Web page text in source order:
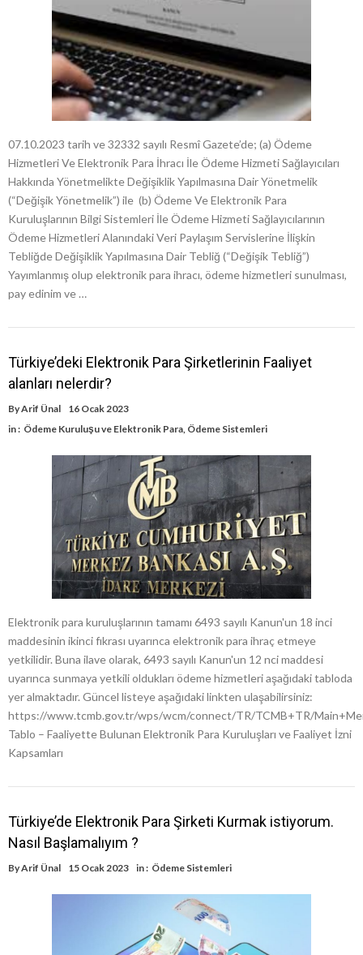
07.10.2023 tarih ve 32332 sayılı Resmî Gazete’de; (a) Ödeme
Hizmetleri Ve Elektronik Para İhracı İle Ödeme Hizmeti Sağlayıcıları
Hakkında Yönetmelikte Değişiklik Yapılmasına Dair Yönetmelik
(“Değişik Yönetmelik”) ile (b) Ödeme Ve Elektronik Para
Kuruluşlarının Bilgi Sistemleri İle Ödeme Hizmeti Sağlayıcılarının
Ödeme Hizmetleri Alanındaki Veri Paylaşım Servislerine İlişkin
Tebliğde Değişiklik Yapılmasına Dair Tebliğ (“Değişik Tebliğ”)
Yayımlanmış olup elektronik para ihracı, ödeme hizmetleri sunulması,
pay edinim ve …
Türkiye’deki Elektronik Para Şirketlerinin Faaliyet
alanları nelerdir?
ByArif Ünal
16 Ocak 2023
in : Ödeme Kuruluşu ve Elektronik Para Ödeme Sistemleri
Elektronik para kuruluşlarının tamamı 6493 sayılı Kanun'un 18 inci
maddesinin ikinci fıkrası uyarınca elektronik para ihraç etmeye
yetkilidir. Buna ilave olarak, 6493 sayılı Kanun'un 12 nci maddesi
uyarınca sunmaya yetkili oldukları ödeme hizmetleri aşağıdaki tabloda
yer almaktadır. Güncel listeye aşağıdaki linkten ulaşabilirsiniz:
https://www.tcmb.gov.tr/wps/wcm/connect/TR/TCMB+TR/
Tablo – Faaliyette Bulunan Elektronik Para Kuruluşları ve Faaliyet İzni
Kapsamları
Türkiye’de Elektronik Para Şirketi Kurmak istiyorum.
Nasıl Başlamalıyım ?
ByArif Ünal 15 Ocak 2023 in : Ödeme Sistemleri